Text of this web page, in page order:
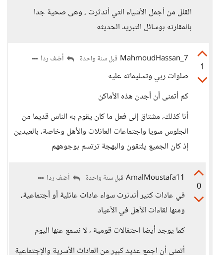
القلل من أجمل الأشياء التي أندثرت ، وهى صحية جدا
بالمقارنه بوسائل التبريد الحديثه
1
MahmoudHassan_7 قبل سنة واحدة أضف ردا
صلوات ربي وتسليماته عليه
كم أتمنى أن أجدن هذه الأماكن
أنا كذلك، مشتاق إلى فعل ما كان يقوم به الناس قديما من
الجلوس سويا واجتماعات العائلات والأهل وخاصة، بالعيدين
إذ كان الجميع يلتقون والبهجة ترتسم بوجوههم
0
AmalMoustafa11 قبل سنة واحدة أضف ردا
في عادات كتير أندثرت سواء عادات عائلية أو أجتماعية،
ومنها لقاءات الأهل في الأعياد
كما يوجد أيضا احتفالات قومية ، لا نسمع عنها اليوم
أتمنى أن اجمع عديد كبير من العادات الأسرية والإجتماعية